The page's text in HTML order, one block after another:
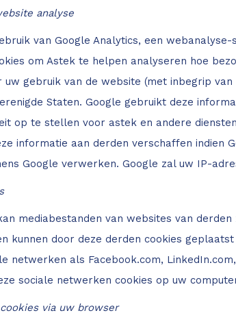
analyse
van Google Analytics, een
om Astek te helpen analyseren hoe
uw gebruik van de website (met inbegrip
Staten. Google gebruikt deze
op te stellen voor astek en andere
informatie aan derden verschaffen
Google verwerken. Google zal uw IP-
mediabestanden van websites van
kunnen door deze derden cookies
netwerken als Facebook.com,
sociale netwerken cookies op uw
via uw browser